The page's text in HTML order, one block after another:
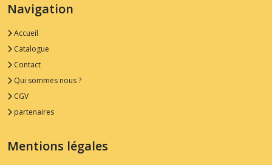
Navigation
Accueil
Catalogue
Contact
Qui sommes nous ?
CGV
partenaires
Mentions légales